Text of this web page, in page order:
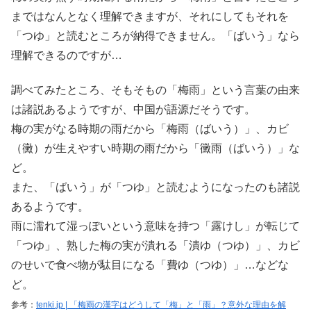
まではなんとなく理解できますが、それにしてもそれを
「つゆ」と読むところが納得できません。「ばいう」なら
理解できるのですが…
調べてみたところ、そもそもの「梅雨」という言葉の由来
は諸説あるようですが、中国が語源だそうです。
梅の実がなる時期の雨だから「梅雨（ばいう）」、カビ
（黴）が生えやすい時期の雨だから「黴雨（ばいう）」な
ど。
また、「ばいう」が「つゆ」と読むようになったのも諸説
あるようです。
雨に濡れて湿っぽいという意味を持つ「露けし」が転じて
「つゆ」、熟した梅の実が潰れる「潰ゆ（つゆ）」、カビ
のせいで食べ物が駄目になる「費ゆ（つゆ）」…などな
ど。
参考： tenki.jp | 「梅雨の漢字はどうして「梅」と「雨」？意外な理由を解